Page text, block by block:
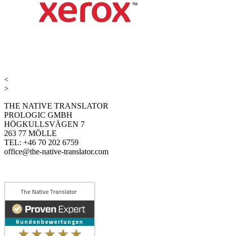
<
>
THE NATIVE TRANSLATOR
PROLOGIC GMBH
HÖGKULLSVÄGEN 7
263 77 MÖLLE
TEL: +46 70 202 6759
office@the-native-translator.com